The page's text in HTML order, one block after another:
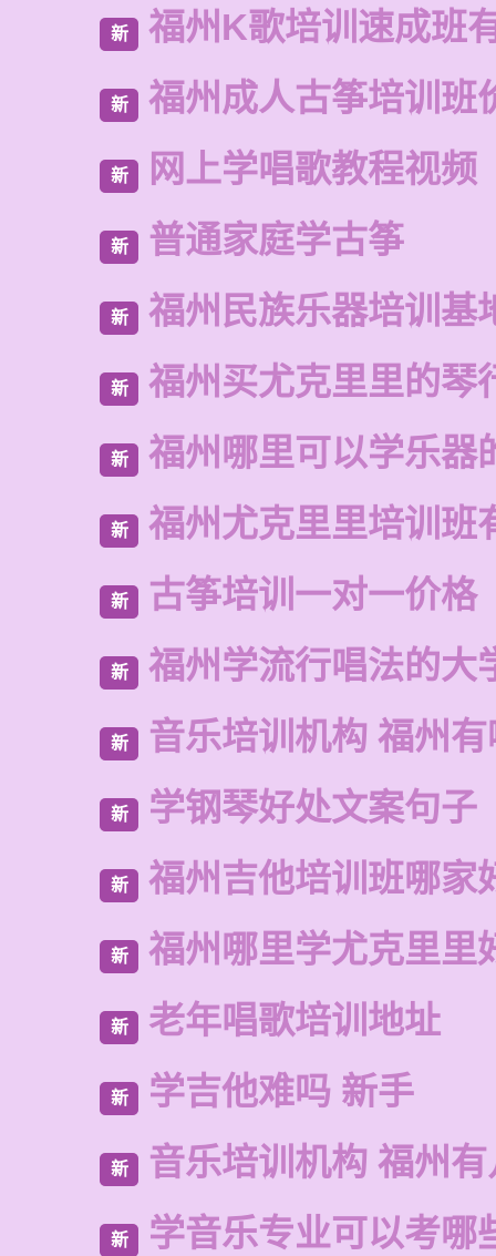
新 福州K歌培训速成班
新 福州成人古筝培训班
新 网上学唱歌教程视频
新 普通家庭学古筝
新 福州民族乐器培训基
新 福州买尤克里里的琴
新 福州哪里可以学乐器
新 福州尤克里里培训班
新 古筝培训一对一价格
新 福州学流行唱法的大
新 音乐培训机构 福州
新 学钢琴好处文案句子
新 福州吉他培训班哪家
新 福州哪里学尤克里里
新 老年唱歌培训地址
新 学吉他难吗 新手
新 音乐培训机构 福州
新 学音乐专业可以考哪